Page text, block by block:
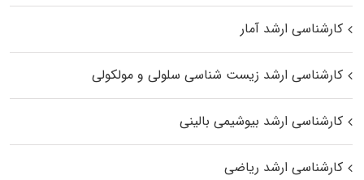
کارشناسی ارشد آمار
کارشناسی ارشد زیست شناسی سلولی و مولکولی
کارشناسی ارشد بیوشیمی بالینی
کارشناسی ارشد ریاضی